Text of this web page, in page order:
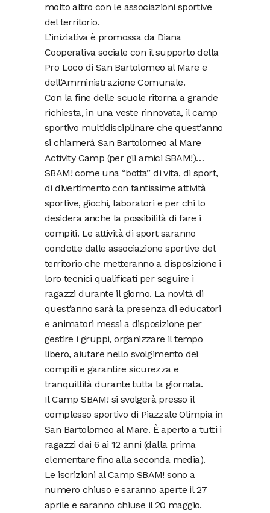
molto altro con le associazioni sportive
del territorio.
L’iniziativa è promossa da Diana
Cooperativa sociale con il supporto della
Pro Loco di San Bartolomeo al Mare e
dell’Amministrazione Comunale.
Con la fine delle scuole ritorna a grande
richiesta, in una veste rinnovata, il camp
sportivo multidisciplinare che quest’anno
si chiamerà San Bartolomeo al Mare
Activity Camp (per gli amici SBAM!)…
SBAM! come una “botta” di vita, di sport,
di divertimento con tantissime attività
sportive, giochi, laboratori e per chi lo
desidera anche la possibilità di fare i
compiti. Le attività di sport saranno
condotte dalle associazione sportive del
territorio che metteranno a disposizione i
loro tecnici qualificati per seguire i
ragazzi durante il giorno. La novità di
quest’anno sarà la presenza di educatori
e animatori messi a disposizione per
gestire i gruppi, organizzare il tempo
libero, aiutare nello svolgimento dei
compiti e garantire sicurezza e
tranquillità durante tutta la giornata.
Il Camp SBAM! si svolgerà presso il
complesso sportivo di Piazzale Olimpia in
San Bartolomeo al Mare. È aperto a tutti i
ragazzi dai 6 ai 12 anni (dalla prima
elementare fino alla seconda media).
Le iscrizioni al Camp SBAM! sono a
numero chiuso e saranno aperte il 27
aprile e saranno chiuse il 20 maggio.